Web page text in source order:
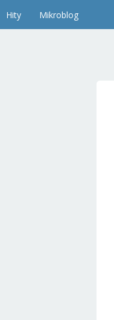
Hity Mikroblog